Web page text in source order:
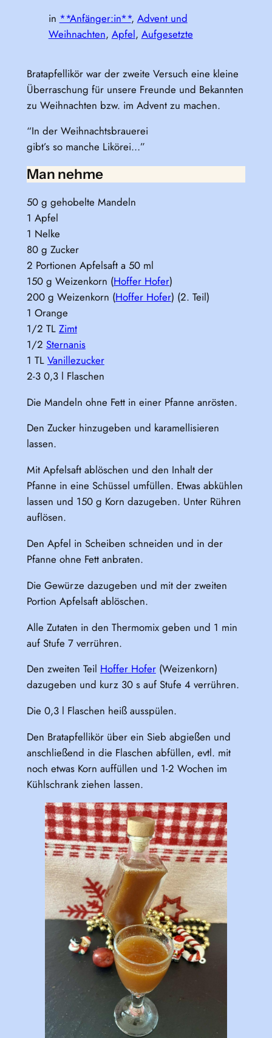
in **Anfänger:in**, Advent und
Weihnachten, Apfel, Aufgesetzte
Bratapfellikör war der zweite Versuch eine kleine
Überraschung für unsere Freunde und Bekannten
zu Weihnachten bzw. im Advent zu machen.
“In der Weihnachtsbrauerei
gibt’s so manche Likörei…”
Man nehme
50 g gehobelte Mandeln
1 Apfel
1 Nelke
80 g Zucker
2 Portionen Apfelsaft a 50 ml
150 g Weizenkorn (Hoffer Hofer)
200 g Weizenkorn (Hoffer Hofer) (2. Teil)
1 Orange
1/2 TL Zimt
1/2 Sternanis
1 TL Vanillezucker
2-3 0,3 l Flaschen
Die Mandeln ohne Fett in einer Pfanne anrösten.
Den Zucker hinzugeben und karamellisieren
lassen.
Mit Apfelsaft ablöschen und den Inhalt der
Pfanne in eine Schüssel umfüllen. Etwas abkühlen
lassen und 150 g Korn dazugeben. Unter Rühren
auflösen.
Den Apfel in Scheiben schneiden und in der
Pfanne ohne Fett anbraten.
Die Gewürze dazugeben und mit der zweiten
Portion Apfelsaft ablöschen.
Alle Zutaten in den Thermomix geben und 1 min
auf Stufe 7 verrühren.
Den zweiten Teil Hoffer Hofer(Weizenkorn)
dazugeben und kurz 30 s auf Stufe 4 verrühren.
Die 0,3 l Flaschen heiß ausspülen.
Den Bratapfellikör über ein Sieb abgießen und
anschließend in die Flaschen abfüllen, evtl. mit
noch etwas Korn auffüllen und 1-2 Wochen im
Kühlschrank ziehen lassen.